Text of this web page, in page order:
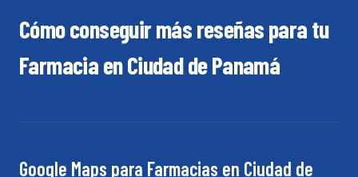
Cómo conseguir más reseñas para tu
FarmaciaenCiudad de Panamá
Google Maps para Farmacias en Ciudad de